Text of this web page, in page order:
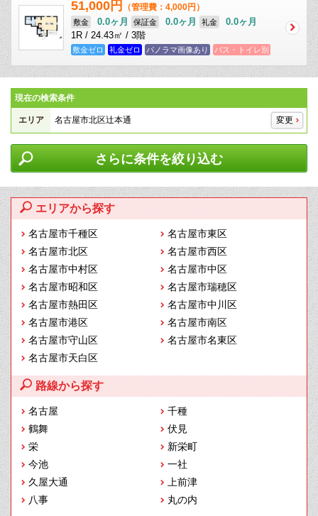
51,000円 （管理費：4,000円）
敷金 0.0ヶ月 保証金 0.0ヶ月 礼金
0.0ヶ月
1R / 24.43㎡ / 3階
敷金ゼロ 礼金ゼロ パノラマ画像あり バス・トイレ別
現在の検索条件
エリア 名古屋市北区辻本通 変更
さらに条件を絞り込む
エリアから探す
名古屋市千種区
名古屋市東区
名古屋市北区
名古屋市西区
名古屋市中村区
名古屋市中区
名古屋市昭和区
名古屋市瑞穂区
名古屋市熱田区
名古屋市中川区
名古屋市港区
名古屋市南区
名古屋市守山区
名古屋市名東区
名古屋市天白区
路線から探す
名古屋
千種
鶴舞
伏見
栄
新栄町
今池
一社
久屋大通
上前津
八事
丸の内